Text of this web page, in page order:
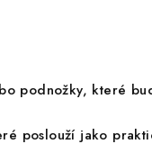
podnožky, které
poslouží jako